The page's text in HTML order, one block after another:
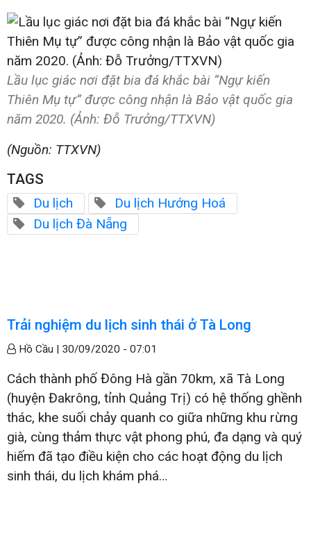
Lầu lục giác nơi đặt bia đá khắc bài “Ngự kiến
Thiên Mụ tự” được công nhận là Bảo vật quốc gia
năm 2020. (Ảnh: Đỗ Trưởng/TTXVN)
(Nguồn: TTXVN)
TAGS
Du lịch
Du lịch Hướng Hoá
Du lịch Đà Nẵng
Trải nghiệm du lịch sinh thái ở Tà Long
Hồ Cầu | 30/09/2020 - 07:01
Cách thành phố Đông Hà gần 70km, xã Tà Long
(huyện Đakrông, tỉnh Quảng Trị) có hệ thống ghềnh
thác, khe suối chảy quanh co giữa những khu rừng
già, cùng thảm thực vật phong phú, đa dạng và quý
hiếm đã tạo điều kiện cho các hoạt động du lịch
sinh thái, du lịch khám phá…